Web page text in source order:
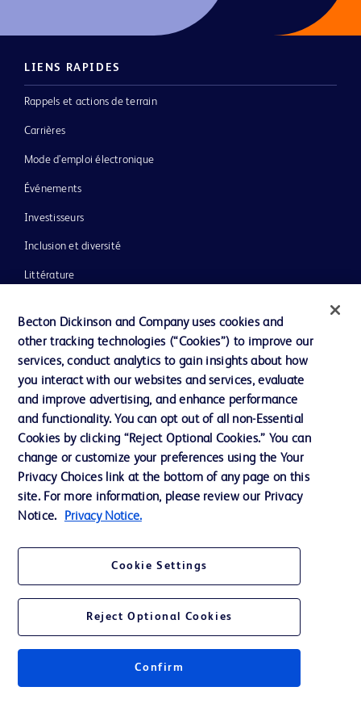
LIENS RAPIDES
Rappels et actions de terrain
Carrières
Mode d’emploi électronique
Événements
Investisseurs
Inclusion et diversité
Littérature
Notre entreprise
Éthique et conformité
Nous contacter
Préférences en matière de cookies
Confidentialité
Accessibilité du site Web
© 2026 BD. Tous droits réservés. BD et le logo de BD sont des marques
Becton Dickinson and Company uses cookies and
other tracking technologies (“Cookies”) to improve our
services, conduct analytics to gain insights about how
you interact with our websites and services, evaluate
and improve advertising, and enhance performance
and functionality. You can opt out of all non-Essential
Cookies by clicking “Reject Optional Cookies.” You can
change or customize your preferences using the Your
Privacy Choices link at the bottom of any page on this
site. For more information, please review our Privacy
Notice.
Privacy Notice.
Cookie Settings
Reject Optional Cookies
Confirm